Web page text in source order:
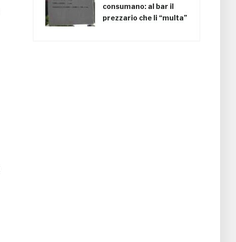
consumano: al bar il
prezzario che li “multa”